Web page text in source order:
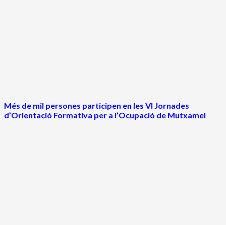
Més de mil persones participen en les VI Jornades
d’Orientació Formativa per a l’Ocupació de Mutxamel